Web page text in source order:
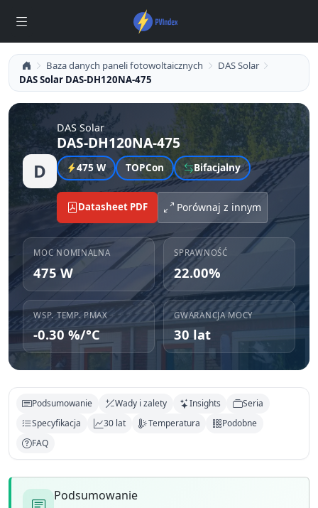
Baza danych paneli fotowoltaicznych
DAS Solar
DAS Solar DAS-DH120NA-475
D
DAS Solar
DAS-DH120NA-475
475 W TOPCon Bifacjalny
Datasheet PDF Porównaj z innym
MOC NOMINALNA
475 W
SPRAWNOŚĆ
22.00%
WSP. TEMP. PMAX
-0.30 %/°C
GWARANCJA MOCY
30 lat
Podsumowanie Wady i zalety Insights
Seria
Specyfikacja
30 lat Temperatura
Podobne
FAQ
Podsumowanie